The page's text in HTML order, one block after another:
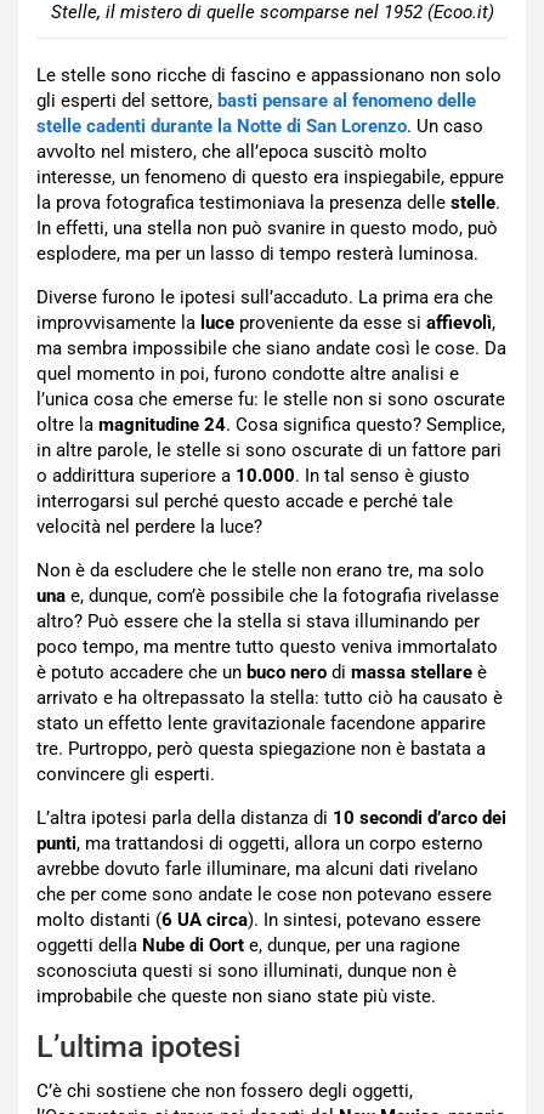
Stelle, il mistero di quelle scomparse nel 1952 (Ecoo.it)
Le stelle sono ricche di fascino e appassionano non solo
gli esperti del settore, basti pensare al fenomeno delle
stelle cadenti durante la Notte di San Lorenzo. Un caso
avvolto nel mistero, che all’epoca suscitò molto
interesse, un fenomeno di questo era inspiegabile, eppure
la prova fotografica testimoniava la presenza delle stelle.
In effetti, una stella non può svanire in questo modo, può
esplodere, ma per un lasso di tempo resterà luminosa.
Diverse furono le ipotesi sull’accaduto. La prima era che
improvvisamente la luce proveniente da esse si affievolì,
ma sembra impossibile che siano andate così le cose. Da
quel momento in poi, furono condotte altre analisi e
l’unica cosa che emerse fu: le stelle non si sono oscurate
oltre la magnitudine 24. Cosa significa questo? Semplice,
in altre parole, le stelle si sono oscurate di un fattore pari
o addirittura superiore a 10.000. In tal senso è giusto
interrogarsi sul perché questo accade e perché tale
velocità nel perdere la luce?
Non è da escludere che le stelle non erano tre, ma solo
una e, dunque, com’è possibile che la fotografia rivelasse
altro? Può essere che la stella si stava illuminando per
poco tempo, ma mentre tutto questo veniva immortalato
è potuto accadere che un buco nero di massa stellare è
arrivato e ha oltrepassato la stella: tutto ciò ha causato è
stato un effetto lente gravitazionale facendone apparire
tre. Purtroppo, però questa spiegazione non è bastata a
convincere gli esperti.
L’altra ipotesi parla della distanza di 10 secondi d’arco dei
punti, ma trattandosi di oggetti, allora un corpo esterno
avrebbe dovuto farle illuminare, ma alcuni dati rivelano
che per come sono andate le cose non potevano essere
molto distanti (6 UA circa). In sintesi, potevano essere
oggetti della Nube di Oort e, dunque, per una ragione
sconosciuta questi si sono illuminati, dunque non è
improbabile che queste non siano state più viste.
L’ultima ipotesi
C’è chi sostiene che non fossero degli oggetti,